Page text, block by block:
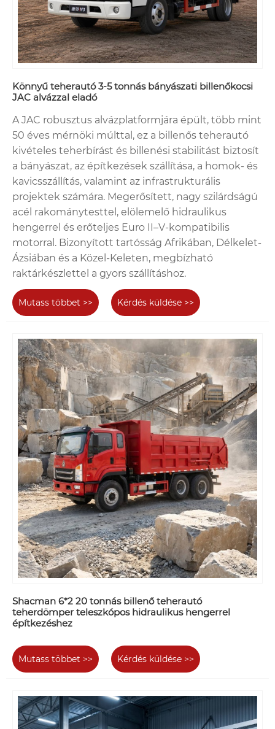
Könnyű teherautó 3-5 tonnás bányászati ​​billenőkocsi
JAC alvázzal eladó
A JAC robusztus alvázplatformjára épült, több mint
50 éves mérnöki múlttal, ez a billenős teherautó
kivételes teherbírást és billenési stabilitást biztosít
a bányászat, az építkezések szállítása, a homok- és
kavicsszállítás, valamint az infrastrukturális
projektek számára. Megerősített, nagy szilárdságú
acél rakománytesttel, elölemelő hidraulikus
hengerrel és erőteljes Euro II–V-kompatibilis
motorral. Bizonyított tartósság Afrikában, Délkelet-
Ázsiában és a Közel-Keleten, megbízható
raktárkészlettel a gyors szállításhoz.
Mutass többet >> Kérdés küldése >>
Shacman 6*2 20 tonnás billenő teherautó
teherdömper teleszkópos hidraulikus hengerrel
építkezéshez
Mutass többet >> Kérdés küldése >>